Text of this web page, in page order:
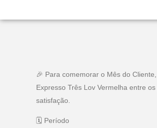
🎉 Para comemorar o Mês do
Expresso Três Lov Vermelha entre
satisfação.
🗓 Período